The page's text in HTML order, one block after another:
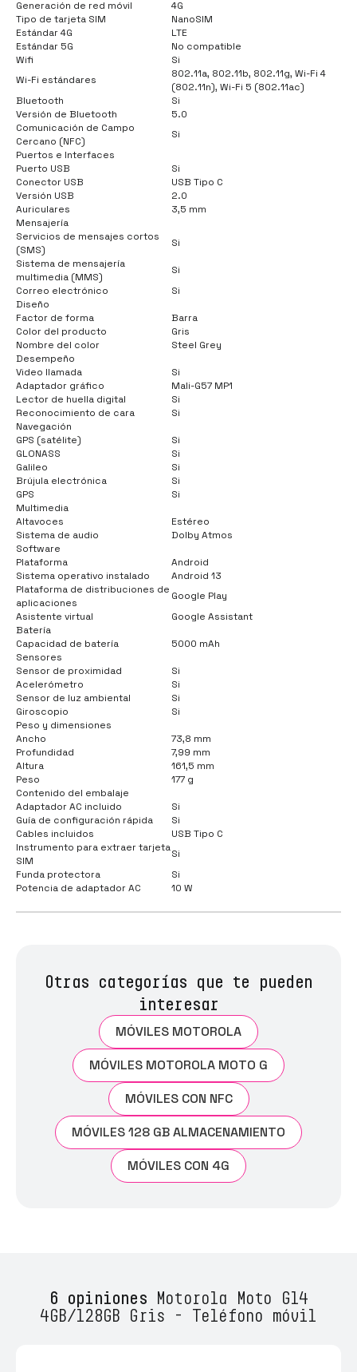
Generación de red móvil
4G
Tipo de tarjeta SIM
NanoSIM
Estándar 4G
LTE
Estándar 5G
No compatible
Wifi
Si
Wi-Fi estándares
802.11a, 802.11b, 802.11g, Wi-Fi 4
(802.11n), Wi-Fi 5 (802.11ac)
Bluetooth
Si
Versión de Bluetooth
5.0
Comunicación de Campo
Cercano (NFC)
Si
Puertos e Interfaces
Puerto USB
Si
Conector USB
USB Tipo C
Versión USB
2.0
Auriculares
3,5 mm
Mensajería
Servicios de mensajes cortos
(SMS)
Si
Sistema de mensajería
multimedia (MMS)
Si
Correo electrónico
Si
Diseño
Factor de forma
Barra
Color del producto
Gris
Nombre del color
Steel Grey
Desempeño
Video llamada
Si
Adaptador gráfico
Mali-G57 MP1
Lector de huella digital
Si
Reconocimiento de cara
Si
Navegación
GPS (satélite)
Si
GLONASS
Si
Galileo
Si
Brújula electrónica
Si
GPS
Si
Multimedia
Altavoces
Estéreo
Sistema de audio
Dolby Atmos
Software
Plataforma
Android
Sistema operativo instalado
Android 13
Plataforma de distribuciones de
aplicaciones
Google Play
Asistente virtual
Google Assistant
Batería
Capacidad de batería
5000 mAh
Sensores
Sensor de proximidad
Si
Acelerómetro
Si
Sensor de luz ambiental
Si
Giroscopio
Si
Peso y dimensiones
Ancho
73,8 mm
Profundidad
7,99 mm
Altura
161,5 mm
Peso
177 g
Contenido del embalaje
Adaptador AC incluido
Si
Guía de configuración rápida
Si
Cables incluidos
USB Tipo C
Instrumento para extraer tarjeta
SIM
Si
Funda protectora
Si
Potencia de adaptador AC
10 W
Otras categorías que te pueden
interesar
MÓVILES MOTOROLA
MÓVILES MOTOROLA MOTO G
MÓVILES CON NFC
MÓVILES 128 GB ALMACENAMIENTO
MÓVILES CON 4G
6 opiniones Motorola Moto G14
4GB/128GB Gris - Teléfono móvil